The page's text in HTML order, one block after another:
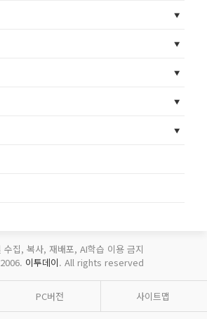
수집, 복사, 재배포, AI학습 이용 금지
이투데이. All rights reserved
PC버전 사이트맵